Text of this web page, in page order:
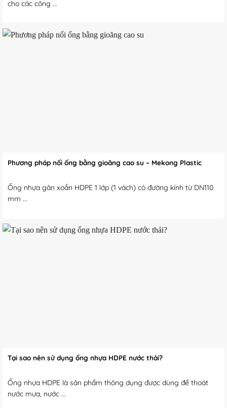
cho các công ...
Phương pháp nối ống bằng gioăng cao su – Mekong Plastic
Ống nhựa gân xoắn HDPE 1 lớp (1 vách) có đường kính từ DN110
mm ...
Tại sao nên sử dụng ống nhựa HDPE nước thải?
Ống nhựa HDPE là sản phẩm thông dụng được dùng để thoát
nước mưa, nước ...